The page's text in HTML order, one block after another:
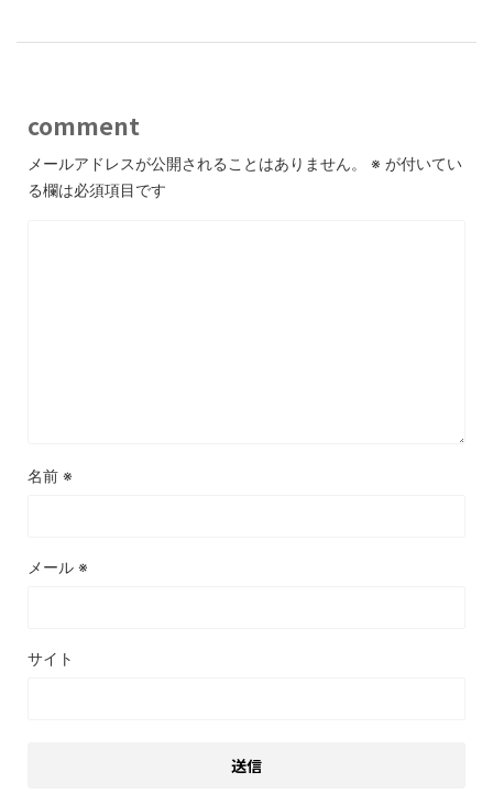
comment
メールアドレスが公開されることはありません。 ※ が付いてい
る欄は必須項目です
名前 ※
メール ※
サイト